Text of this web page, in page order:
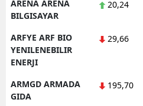
ARENA ARENA
BILGISAYAR
20,24
ARFYE ARF BIO
YENILENEBILIR
ENERJI
29,66
ARMGD ARMADA
GIDA
195,70